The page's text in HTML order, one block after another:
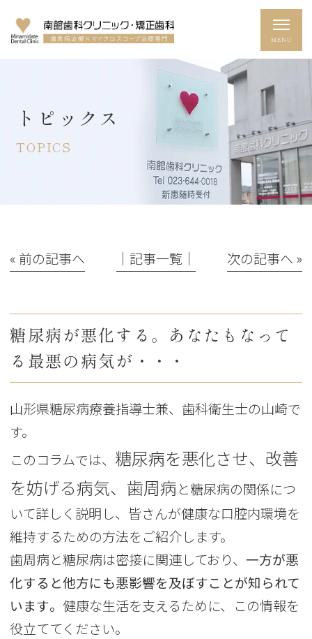
トピックス
TOPICS
« 前の記事へ │記事一覧│ 次の記事へ »
糖尿病が悪化する。あなたもなって
る最悪の病気が・・・
山形県糖尿病療養指導士兼、歯科衛生士の山崎で
す。
このコラムでは、 糖尿病を悪化させ、改善
を妨げる病気、歯周病と糖尿病の関係につ
いて詳しく説明し、皆さんが健康な口腔内環境を
維持するための方法をご紹介します。
歯周病と糖尿病は密接に関連しており、 一方が悪
化すると他方にも悪影響を及ぼすことが知られて
います。健康な生活を支えるために、この情報を
役立ててください。